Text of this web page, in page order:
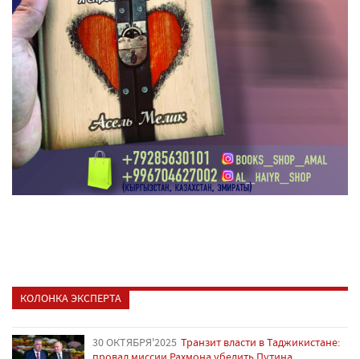
КОЛОНКА ЭКСПЕРТА
30 ОКТЯБРЯ'2025 Транзит власти в Таджикистане: